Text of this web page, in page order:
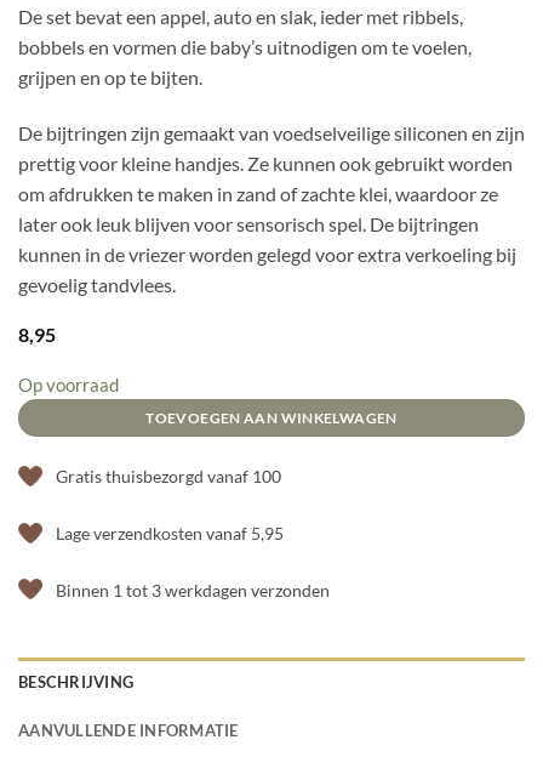
De set bevat een appel, auto en slak, ieder met ribbels,
bobbels en vormen die baby’s uitnodigen om te voelen,
grijpen en op te bijten.
De bijtringen zijn gemaakt van voedselveilige siliconen en zijn
prettig voor kleine handjes. Ze kunnen ook gebruikt worden
om afdrukken te maken in zand of zachte klei, waardoor ze
later ook leuk blijven voor sensorisch spel. De bijtringen
kunnen in de vriezer worden gelegd voor extra verkoeling bij
gevoelig tandvlees.
8,95
Op voorraad
TOEVOEGEN AAN WINKELWAGEN
Gratis thuisbezorgd vanaf 100
Lage verzendkosten vanaf 5,95
Binnen 1 tot 3 werkdagen verzonden
BESCHRIJVING
AANVULLENDE INFORMATIE